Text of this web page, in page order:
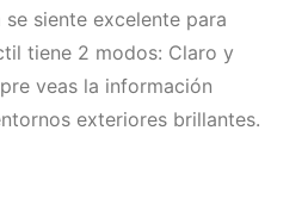
siente excelente para
tiene 2 modos: Claro y
veas la información
exteriores brillantes.